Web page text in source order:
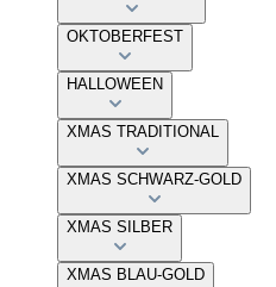
OKTOBERFEST
HALLOWEEN
XMAS TRADITIONAL
XMAS SCHWARZ-GOLD
XMAS SILBER
XMAS BLAU-GOLD